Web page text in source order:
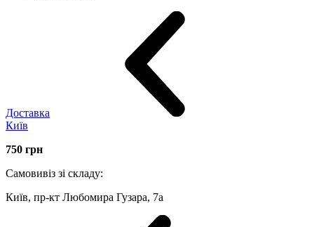
Доставка
Київ
750 грн
Самовивіз зі складу:
Київ, пр-кт Любомира Гузара, 7а